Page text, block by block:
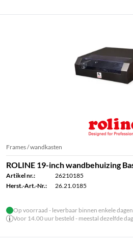
Frames / wandkasten
ROLINE 19-inch wandbehuizing
Artikel nr.:
26210185
Herst.-Art.-Nr.:
26.21.0185
Op voorraad - leverbaar binnen enkele dagen
Voor 14.00 uur besteld - meestal dezelfde